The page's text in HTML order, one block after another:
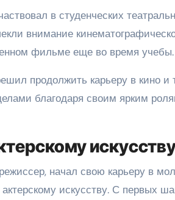
в студенческих
внимание
фильме еще во время учебы.
продолжить карьеру в кино и
благодаря своим ярким
начал свою карьеру в
искусству. С первых